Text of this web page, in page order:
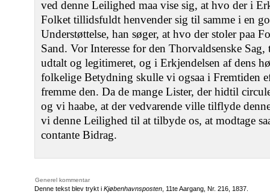
ved denne Leilighed maa vise sig, at hvo der i
Folket tillidsfuldt henvender sig til samme i en
Understøttelse, han søger, at hvo der stoler paa
Sand. Vor Interesse for den Thorvaldsenske
udtalt og legitimeret, og i Erkjendelsen af dens
folkelige Betydning skulle vi ogsaa i Fremtiden
fremme den. Da de mange Lister, der hidtil
og vi haabe, at der vedvarende ville tilflyde
vi denne Leilighed til at tilbyde os, at modtage
contante Bidrag.
Generel kommentar
Denne tekst blev trykt i Kjøbenhavnsposten , 11te Aargang, Nr. 216, 1837.